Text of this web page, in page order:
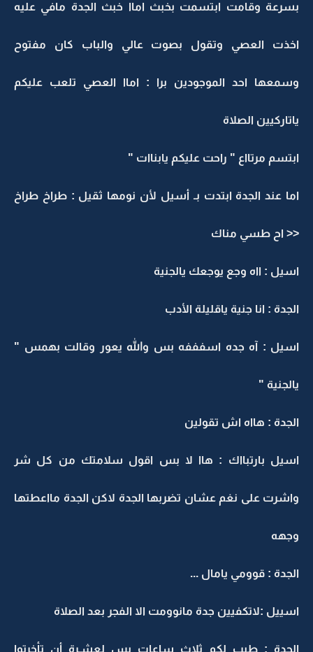
بسرعة وقامت ابتسمت بخبث اماا خبث الجدة مافي عليه
اخذت العصي وتقول بصوت عالي والباب كان مفتوح
وسمعها احد الموجودين برا : اماا العصي تلعب عليكم
ياتاركيين الصلاة
ابتسم مرتااع " راحت عليكم يابناات "
اما عند الجدة ابتدت بـ أسيل لأن نومها ثقيل : طراخ طراخ
<< اح طسي مناك
اسيل : ااه وجع يوجعك يالجنية
الجدة : انا جنية ياقليلة الأدب
اسيل : آه جده اسفففه بس والله يعور وقالت بهمس "
يالجنية "
الجدة : هااه اش تقولين
اسيل بارتبااك : هاا لا بس اقول سلامتك من كل شر
واشرت على نغم عشان تضربها الجدة لاكن الجدة مااعطتها
وجهه
الجدة : قوومي يامال ...
اسييل :لاتكفيين جدة مانوومت الا الفجر بعد الصلاة
الجدة : طيب لكم ثلاث ساعات بس لعشـرة أن تأخرتوا